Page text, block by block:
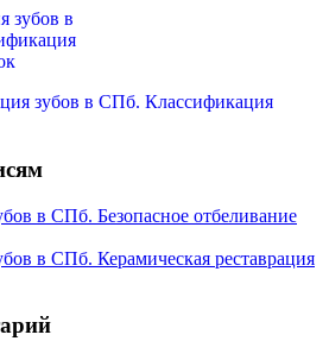
зубов в СПб. Классификация
в СПб. Безопасное отбеливание
в СПб. Керамическая реставрация